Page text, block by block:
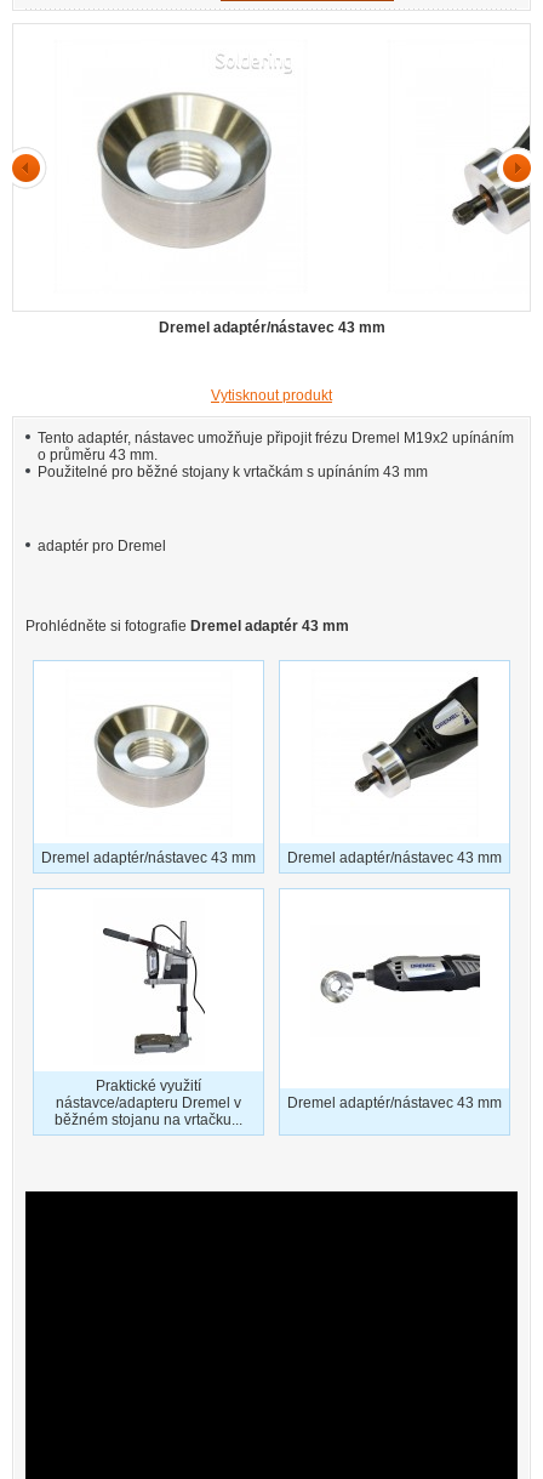
Dremel adaptér/nástavec 43 mm
Vytisknout produkt
Tento adaptér, nástavec umožňuje připojit frézu Dremel M19x2 upínáním
o průměru 43 mm.
Použitelné pro běžné stojany k vrtačkám s upínáním 43 mm
adaptér pro Dremel
Prohlédněte si fotografie Dremel adaptér 43 mm
Dremel adaptér/nástavec 43 mm Dremel adaptér/nástavec 43 mm
Praktické využití
nástavce/adapteru Dremel v
běžném stojanu na vrtačku...
Dremel adaptér/nástavec 43 mm